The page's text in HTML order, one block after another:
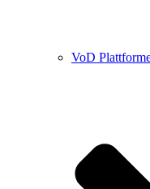
VoD